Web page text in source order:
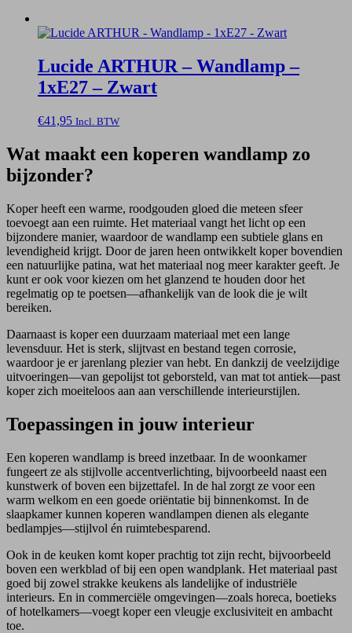
Lucide ARTHUR – Wandlamp –
1xE27 – Zwart
€41,95 Incl. BTW
Wat maakt een koperen wandlamp zo
bijzonder?
Koper heeft een warme, roodgouden gloed die meteen sfeer
toevoegt aan een ruimte. Het materiaal vangt het licht op een
bijzondere manier, waardoor de wandlamp een subtiele glans en
levendigheid krijgt. Door de jaren heen ontwikkelt koper bovendien
een natuurlijke patina, wat het materiaal nog meer karakter geeft. Je
kunt er ook voor kiezen om het glanzend te houden door het
regelmatig op te poetsen—afhankelijk van de look die je wilt
bereiken.
Daarnaast is koper een duurzaam materiaal met een lange
levensduur. Het is sterk, slijtvast en bestand tegen corrosie,
waardoor je er jarenlang plezier van hebt. En dankzij de veelzijdige
uitvoeringen—van gepolijst tot geborsteld, van mat tot antiek—past
koper zich moeiteloos aan aan verschillende interieurstijlen.
Toepassingen in jouw interieur
Een koperen wandlamp is breed inzetbaar. In de woonkamer
fungeert ze als stijlvolle accentverlichting, bijvoorbeeld naast een
kunstwerk of boven een bijzettafel. In de hal zorgt ze voor een
warm welkom en een goede oriëntatie bij binnenkomst. In de
slaapkamer kunnen koperen wandlampen dienen als elegante
bedlampjes—stijlvol én ruimtebesparend.
Ook in de keuken komt koper prachtig tot zijn recht, bijvoorbeeld
boven een werkblad of bij een open wandplank. Het materiaal past
goed bij zowel strakke keukens als landelijke of industriële
interieurs. En in commerciële omgevingen—zoals horeca, boetieks
of hotelkamers—voegt koper een vleugje exclusiviteit en ambacht
toe.